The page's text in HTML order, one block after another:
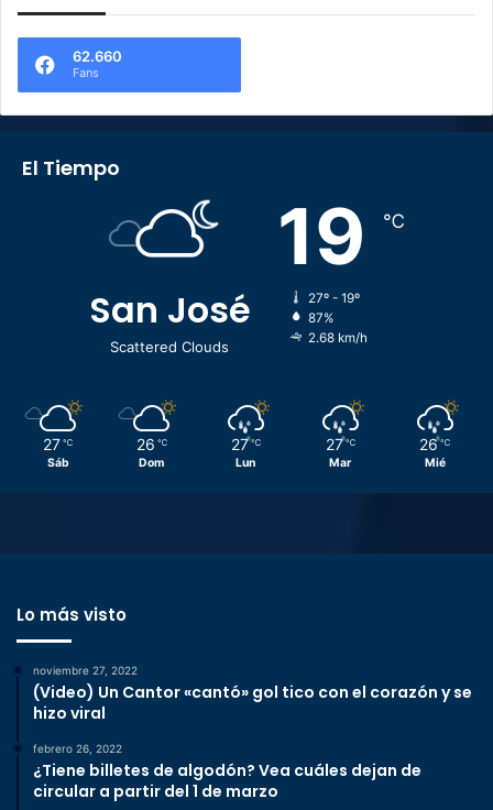
62.660
Fans
El Tiempo
San José
Scattered Clouds
19 ℃
27º - 19º
87%
2.68 km/h
27 ℃
Sáb
26 ℃
Dom
27 ℃
Lun
27 ℃
Mar
26 ℃
Mié
Lo más visto
noviembre 27, 2022
(Video) Un Cantor «cantó» gol tico con el corazón y se
hizo viral
febrero 26, 2022
¿Tiene billetes de algodón? Vea cuáles dejan de
circular a partir del 1 de marzo